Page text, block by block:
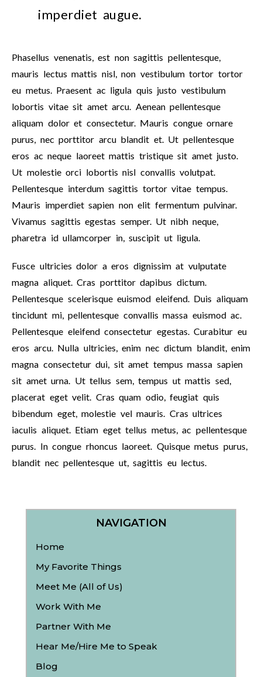
imperdiet augue.
Phasellus venenatis, est non sagittis pellentesque,
mauris lectus mattis nisl, non vestibulum tortor tortor
eu metus. Praesent ac ligula quis justo vestibulum
lobortis vitae sit amet arcu. Aenean pellentesque
aliquam dolor et consectetur. Mauris congue ornare
purus, nec porttitor arcu blandit et. Ut pellentesque
eros ac neque laoreet mattis tristique sit amet justo.
Ut molestie orci lobortis nisl convallis volutpat.
Pellentesque interdum sagittis tortor vitae tempus.
Mauris imperdiet sapien non elit fermentum pulvinar.
Vivamus sagittis egestas semper. Ut nibh neque,
pharetra id ullamcorper in, suscipit ut ligula.
Fusce ultricies dolor a eros dignissim at vulputate
magna aliquet. Cras porttitor dapibus dictum.
Pellentesque scelerisque euismod eleifend. Duis aliquam
tincidunt mi, pellentesque convallis massa euismod ac.
Pellentesque eleifend consectetur egestas. Curabitur eu
eros arcu. Nulla ultricies, enim nec dictum blandit, enim
magna consectetur dui, sit amet tempus massa sapien
sit amet urna. Ut tellus sem, tempus ut mattis sed,
placerat eget velit. Cras quam odio, feugiat quis
bibendum eget, molestie vel mauris. Cras ultrices
iaculis aliquet. Etiam eget tellus metus, ac pellentesque
purus. In congue rhoncus laoreet. Quisque metus purus,
blandit nec pellentesque ut, sagittis eu lectus.
NAVIGATION
Home
My Favorite Things
Meet Me (All of Us)
Work With Me
Partner With Me
Hear Me/Hire Me to Speak
Blog